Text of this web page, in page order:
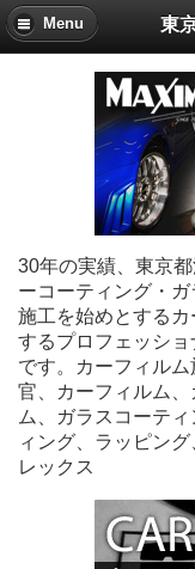
Menu
30年の実績、東京
ーコーティング・
施工を始めとする
するプロフェッシ
です。カーフィル
官、カーフィルム
ム、ガラスコーテ
ィング、ラッピン
レックス